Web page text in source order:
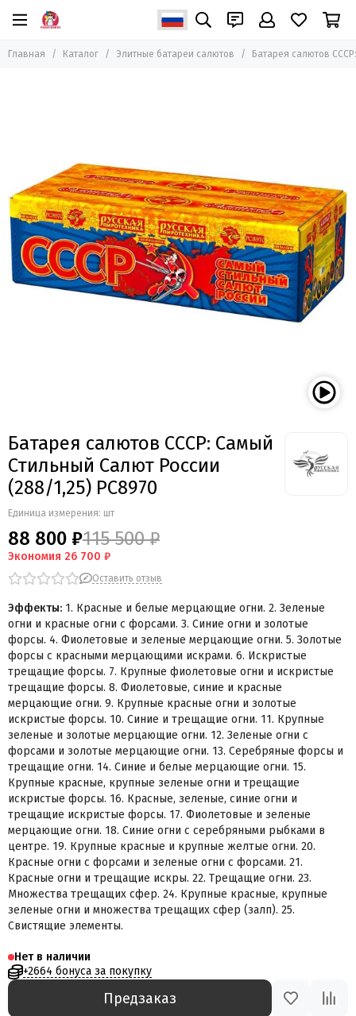
Главная Каталог Элитные батареи салютов Батарея салютов
Батарея салютов СССР: Самый
Стильный Салют России
(288/1,25) РС8970
Единица измерения: шт
88 800 ₽115 500 ₽
Экономия 26 700 ₽
Оставить отзыв
Эффекты: 1. Красные и белые мерцающие огни. 2. Зеленые
огни и красные огни с форсами. 3. Синие огни и золотые
форсы. 4. Фиолетовые и зеленые мерцающие огни. 5. Золотые
форсы с красными мерцающими искрами. 6. Искристые
трещащие форсы. 7. Крупные фиолетовые огни и искристые
трещащие форсы. 8. Фиолетовые, синие и красные
мерцающие огни. 9. Крупные красные огни и золотые
искристые форсы. 10. Синие и трещащие огни. 11. Крупные
зеленые и золотые мерцающие огни. 12. Зеленые огни с
форсами и золотые мерцающие огни. 13. Серебряные форсы и
трещащие огни. 14. Синие и белые мерцающие огни. 15.
Крупные красные, крупные зеленые огни и трещащие
искристые форсы. 16. Красные, зеленые, синие огни и
трещащие искристые форсы. 17. Фиолетовые и зеленые
мерцающие огни. 18. Синие огни с серебряными рыбками в
центре. 19. Крупные красные и крупные желтые огни. 20.
Красные огни с форсами и зеленые огни с форсами. 21.
Красные огни и трещащие искры. 22. Трещащие огни. 23.
Множества трещащих сфер. 24. Крупные красные, крупные
зеленые огни и множества трещащих сфер (залп). 25.
Свистящие элементы.
Нет в наличии
+2664 бонуса за покупку
Предзаказ